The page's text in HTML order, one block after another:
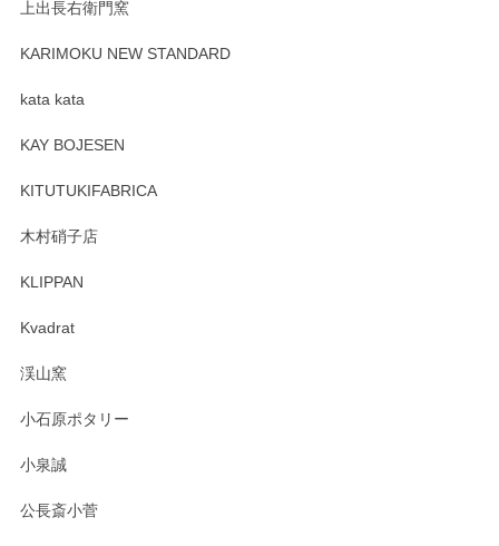
上出長右衛門窯
KARIMOKU NEW STANDARD
kata kata
KAY BOJESEN
KITUTUKIFABRICA
木村硝子店
KLIPPAN
Kvadrat
渓山窯
小石原ポタリー
小泉誠
公長斎小菅